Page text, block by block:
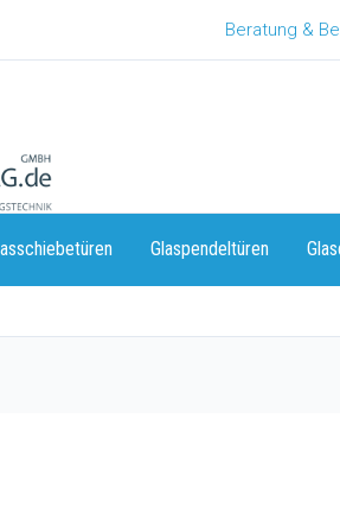
Beratung &
Glaspendeltüren